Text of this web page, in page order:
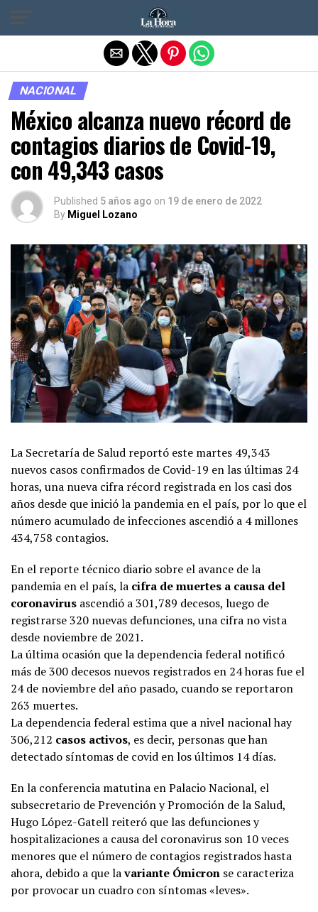
NACIONAL
México alcanza nuevo récord de
contagios diarios de Covid-19,
con 49,343 casos
Published 5 años ago on 19 de enero de 2022
By Miguel Lozano
La Secretaría de Salud reportó este martes 49,343
nuevos casos confirmados de Covid-19 en las últimas 24
horas, una nueva cifra récord registrada en los casi dos
años desde que inició la pandemia en el país, por lo que el
número acumulado de infecciones ascendió a 4 millones
434,758 contagios.
En el reporte técnico diario sobre el avance de la
pandemia en el país, la cifra de muertes a causa del
coronavirus ascendió a 301,789 decesos, luego de
registrarse 320 nuevas defunciones, una cifra no vista
desde noviembre de 2021.
La última ocasión que la dependencia federal notificó
más de 300 decesos nuevos registrados en 24 horas fue el
24 de noviembre del año pasado, cuando se reportaron
263 muertes.
La dependencia federal estima que a nivel nacional hay
306,212 casos activos, es decir, personas que han
detectado síntomas de covid en los últimos 14 días.
En la conferencia matutina en Palacio Nacional, el
subsecretario de Prevención y Promoción de la Salud,
Hugo López-Gatell reiteró que las defunciones y
hospitalizaciones a causa del coronavirus son 10 veces
menores que el número de contagios registrados hasta
ahora, debido a que lavariante Ómicron se caracteriza
por provocar un cuadro con síntomas «leves».
Salir de la versión móvil